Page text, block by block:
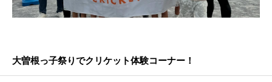
大曽根っ子祭りでクリケット体験コーナー！